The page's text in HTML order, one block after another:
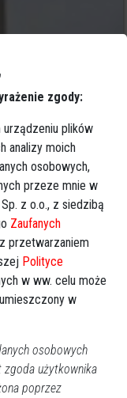
Ostrołęka
zgody:
plików
analizy moich
osobowych,
przeze mnie w
z o.o., z siedzibą
Zaufanych
przetwarzaniem
Polityce
w ww. celu może
w
osobowych
zgoda użytkownika
poprzez